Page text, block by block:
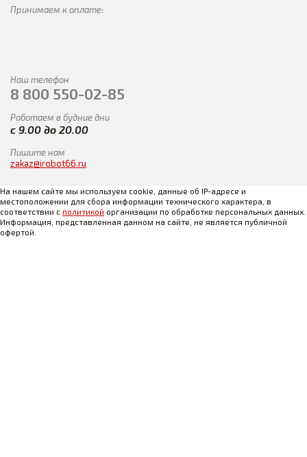
Принимаем к оплате:
Наш телефон
8 800 550-02-85
Работаем в будние дни
с 9.00 до 20.00
Пишите нам
zakaz@irobot66.ru
На нашем сайте мы используем cookie, данные об IP-адресе и
местоположении для сбора информации технического характера, в
соответствии с политикой организации по обработке персональных данных.
Информация, представленная данном на сайте, не является публичной
офертой.